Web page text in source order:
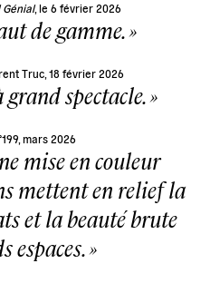
Génial, le 6 février 2026
de gamme.
Truc, 18 février 2026
spectacle.
mars 2026
mise en couleur
mettent en relief la
et la beauté brute
espaces.